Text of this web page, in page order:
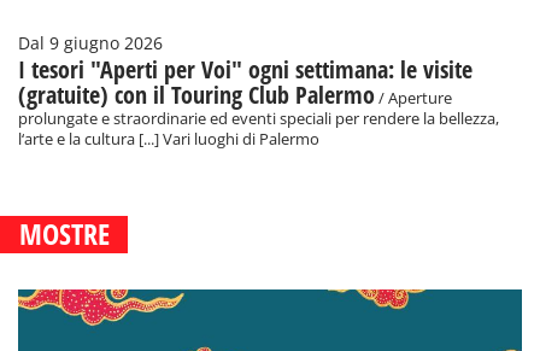
Dal 9 giugno 2026
I tesori "Aperti per Voi" ogni settimana: le visite
(gratuite) con il Touring Club Palermo/ Aperture
prolungate e straordinarie ed eventi speciali per rendere la bellezza,
l‘arte e la cultura [...] Vari luoghi di Palermo
MOSTRE